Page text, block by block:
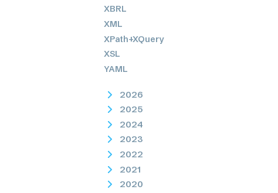
XBRL
XML
XPath+XQuery
XSL
YAML
2026
2025
2024
2023
2022
2021
2020